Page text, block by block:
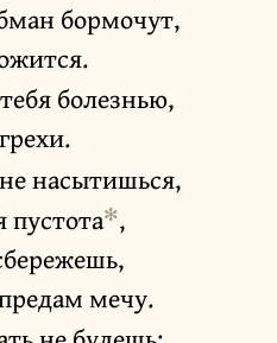
бормочут,
болезнью,
насытишься,
пустота✻,
мечу.